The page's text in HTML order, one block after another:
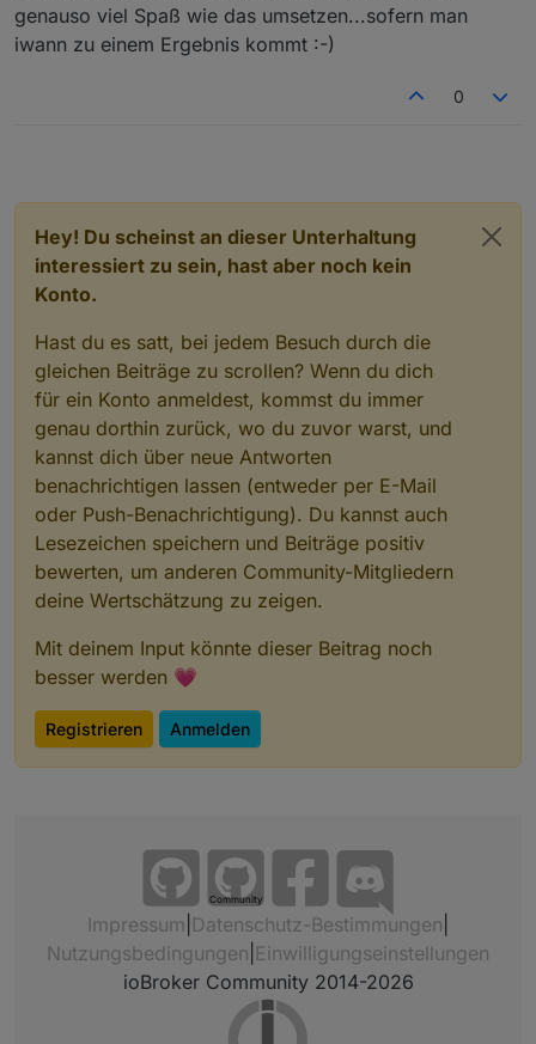
genauso viel Spaß wie das umsetzen...sofern man
iwann zu einem Ergebnis kommt :-)
0
Hey! Du scheinst an dieser Unterhaltung
interessiert zu sein, hast aber noch kein
Konto.
Hast du es satt, bei jedem Besuch durch die
gleichen Beiträge zu scrollen? Wenn du dich
für ein Konto anmeldest, kommst du immer
genau dorthin zurück, wo du zuvor warst, und
kannst dich über neue Antworten
benachrichtigen lassen (entweder per E-Mail
oder Push-Benachrichtigung). Du kannst auch
Lesezeichen speichern und Beiträge positiv
bewerten, um anderen Community-Mitgliedern
deine Wertschätzung zu zeigen.
Mit deinem Input könnte dieser Beitrag noch
besser werden 💗
Registrieren Anmelden
Community
Impressum Datenschutz-Bestimmungen
Nutzungsbedingungen Einwilligungseinstellungen
ioBroker Community 2014-2026